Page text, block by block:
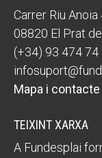
Carrer Riu
08820 El Prat
(+34) 93 474 74
Mapa i contacte
TEIXINT XARXA
A Fundesplai